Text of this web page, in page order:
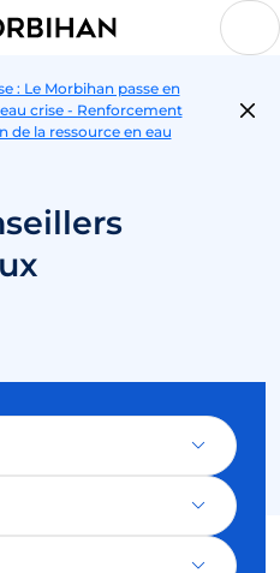
: Le Morbihan passe en
crise - Renforcement
de la ressource en eau